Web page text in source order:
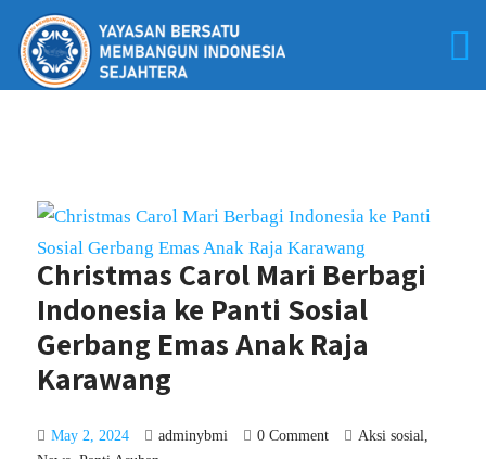
Christmas Carol Mari Berbagi
Indonesia ke Panti Sosial
Gerbang Emas Anak Raja
Karawang
May 2, 2024 adminybmi 0 Comment Aksi sosial,